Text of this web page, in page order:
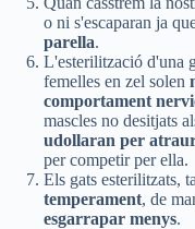
o ni s'escaparan ja
parella.
L'esterilització d'una
femelles en zel solen
comportament
mascles no desitjats
udollaran per
per competir per ella.
Els gats esterilitzats,
temperament, de
esgarrapar menys.